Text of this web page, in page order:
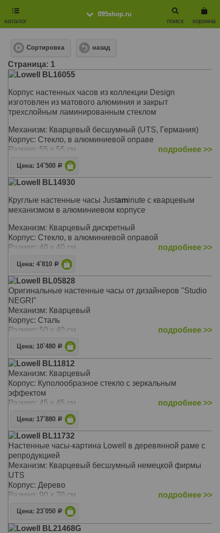
095shop.ru
каталог
корзина
поиск
Сортировка назад
Cтраница: 1
Lowell BL16055
Корпус настенных часов из коллекции Design
изготовлен из матового алюминия и закрыт
трехслойным ламинированным стеклом
Механизм: Кварцевый бесшумный (UTS, Германия)
Корпус: Стекло, в алюминиевой оправе
Размер: 55 x 55 см
подробнее >>
Цена: 14`500 Р
Lowell BL14930
Круглые настенные часы Justaminute c кварцевым
механизмом в алюминиевом корпусе
Механизм: Кварцевый дискретный
Корпус: Cтекло, в алюминиевой оправой
Размер: 40 x 40 см
подробнее >>
Цена: 4`810 Р
Lowell BL05828
Оригинальные настенные часы от дизайнеров "Studio
NEGRI"
Механизм: Кварцевый
Корпус: Сталь
Размер: 50 х 40 см
подробнее >>
Цена: 10`480 Р
Lowell BL11812
Механизм: Кварцевый
Корпус: Куполообразное стекло с зеркальным
эффектом
Размер: 45 х 45 см
подробнее >>
Цена: 17`880 Р
Lowell BL11732
Настенные часы-картина Lowell в деревянной раме с
репродукцией
Механизм: Кварцевый бесшумный немецкой фирмы
UTS
Корпус: Дерево
Размер: 90 х 70 см
подробнее >>
Цена: 23`050 Р
Lowell BL21468G